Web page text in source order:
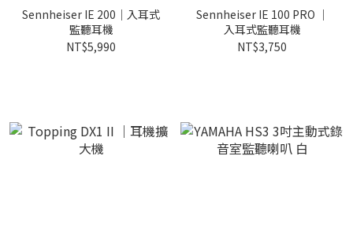
Sennheiser IE 200｜入耳式
監聽耳機
NT$5,990
Sennheiser IE 100 PRO ｜
入耳式監聽耳機
NT$3,750